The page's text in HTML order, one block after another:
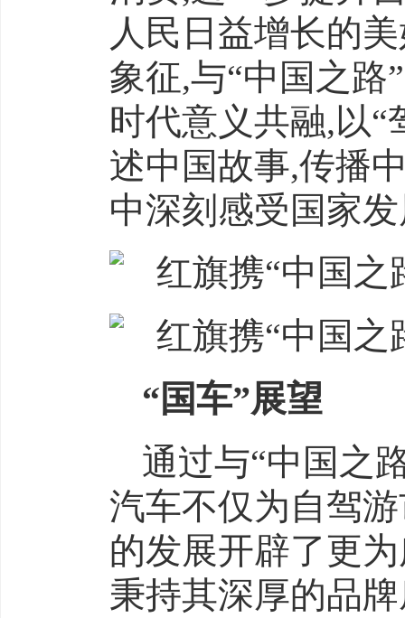
人民日益增长的
象征,与“中国之路
时代意义共融,以“
述中国故事,传播
中深刻感受国家
“国车”展望
通过与“中国之
汽车不仅为自驾
的发展开辟了更
秉持其深厚的品